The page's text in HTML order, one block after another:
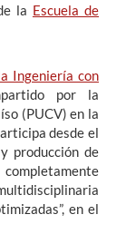
la Escuela de
Ingeniería con
por la
(PUCV) en la
desde el
producción de
completamente
en el